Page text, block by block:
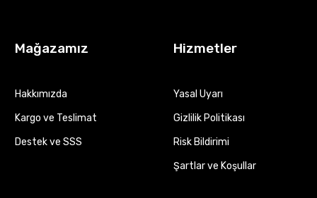
Mağazamız
Hakkımızda
Kargo ve Teslimat
Destek ve SSS
Hizmetler
Yasal Uyarı
Gizlilik Politikası
Risk Bildirimi
Şartlar ve Koşullar